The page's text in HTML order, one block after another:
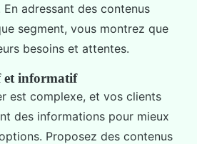
En adressant des contenus
segment, vous montrez que
besoins et attentes.
et informatif
est complexe, et vos clients
des informations pour mieux
Proposez des contenus